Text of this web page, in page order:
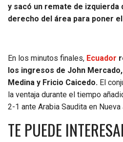
y sacó un remate de izquierda
derecho del área para poner
En los minutos finales, Ecuador
los ingresos de John
Medina y Fricio Caicedo. El
la ventaja durante el tiempo
2-1 ante Arabia Saudita en Nueva
TE PUEDE